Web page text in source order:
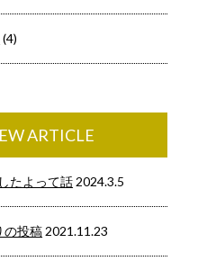
(4)
ARTICLE
たよって話 2024.3.5
の投稿 2021.11.23